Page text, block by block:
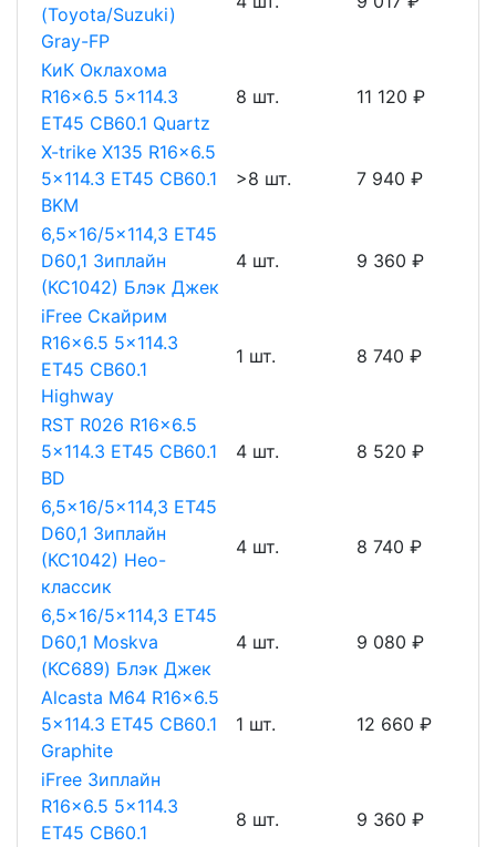
(Toyota/Suzuki)
Gray-FP
КиК Оклахома
R16x6.5 5x114.3
ET45 CB60.1 Quartz
8 шт. 11 120 ₽
X-trike X135 R16x6.5
5x114.3 ET45 CB60.1
BKM
>8 шт. 7 940 ₽
6,5x16/5x114,3 ET45
D60,1 Зиплайн
(КС1042) Блэк Джек
4 шт. 9 360 ₽
iFree Скайрим
R16x6.5 5x114.3
ET45 CB60.1
Highway
1 шт. 8 740 ₽
RST R026 R16x6.5
5x114.3 ET45 CB60.1
BD
4 шт. 8 520 ₽
6,5x16/5x114,3 ET45
D60,1 Зиплайн
(КС1042) Нео-
классик
4 шт. 8 740 ₽
6,5x16/5x114,3 ET45
D60,1 Moskva
(КС689) Блэк Джек
4 шт. 9 080 ₽
Alcasta M64 R16x6.5
5x114.3 ET45 CB60.1
Graphite
1 шт. 12 660 ₽
iFree Зиплайн
R16x6.5 5x114.3
ET45 CB60.1
8 шт. 9 360 ₽